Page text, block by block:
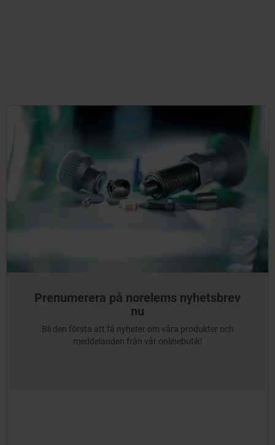
Prenumerera på norelems nyhetsbrev
nu
Bli den första att få nyheter om våra produkter och
meddelanden från vår onlinebutik!